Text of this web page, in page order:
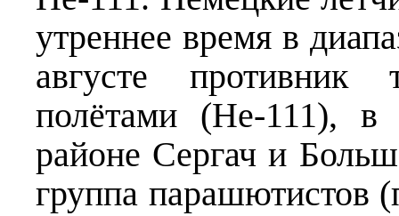
утреннее время в
августе противник
полётами (Не-111),
районе Сергач и
группа парашютистов